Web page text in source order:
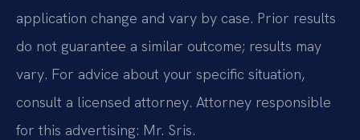
application change and vary by case. Prior results
do not guarantee a similar outcome; results may
vary. For advice about your specific situation,
consult a licensed attorney. Attorney responsible
for this advertising: Mr. Sris.